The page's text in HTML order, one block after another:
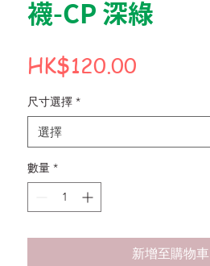
襪-CP 深綠
HK$120.00
尺寸選擇 *
選擇
數量 *
新增至購物車